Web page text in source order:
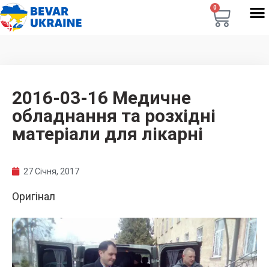
0
2016-03-16 Медичне
обладнання та розхідні
матеріали для лікарні
27 Січня, 2017
Оригінал